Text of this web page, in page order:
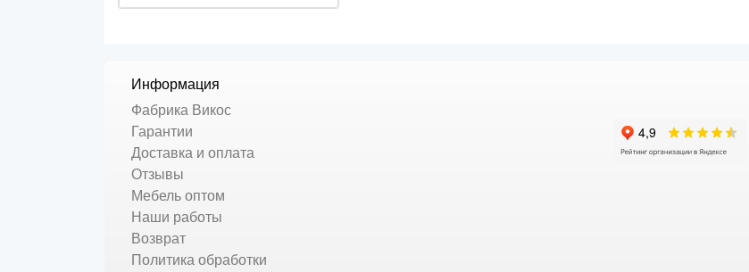
Информация
Фабрика Викос
Гарантии
Доставка и оплата
Отзывы
Мебель оптом
Наши работы
Возврат
Политика обработки